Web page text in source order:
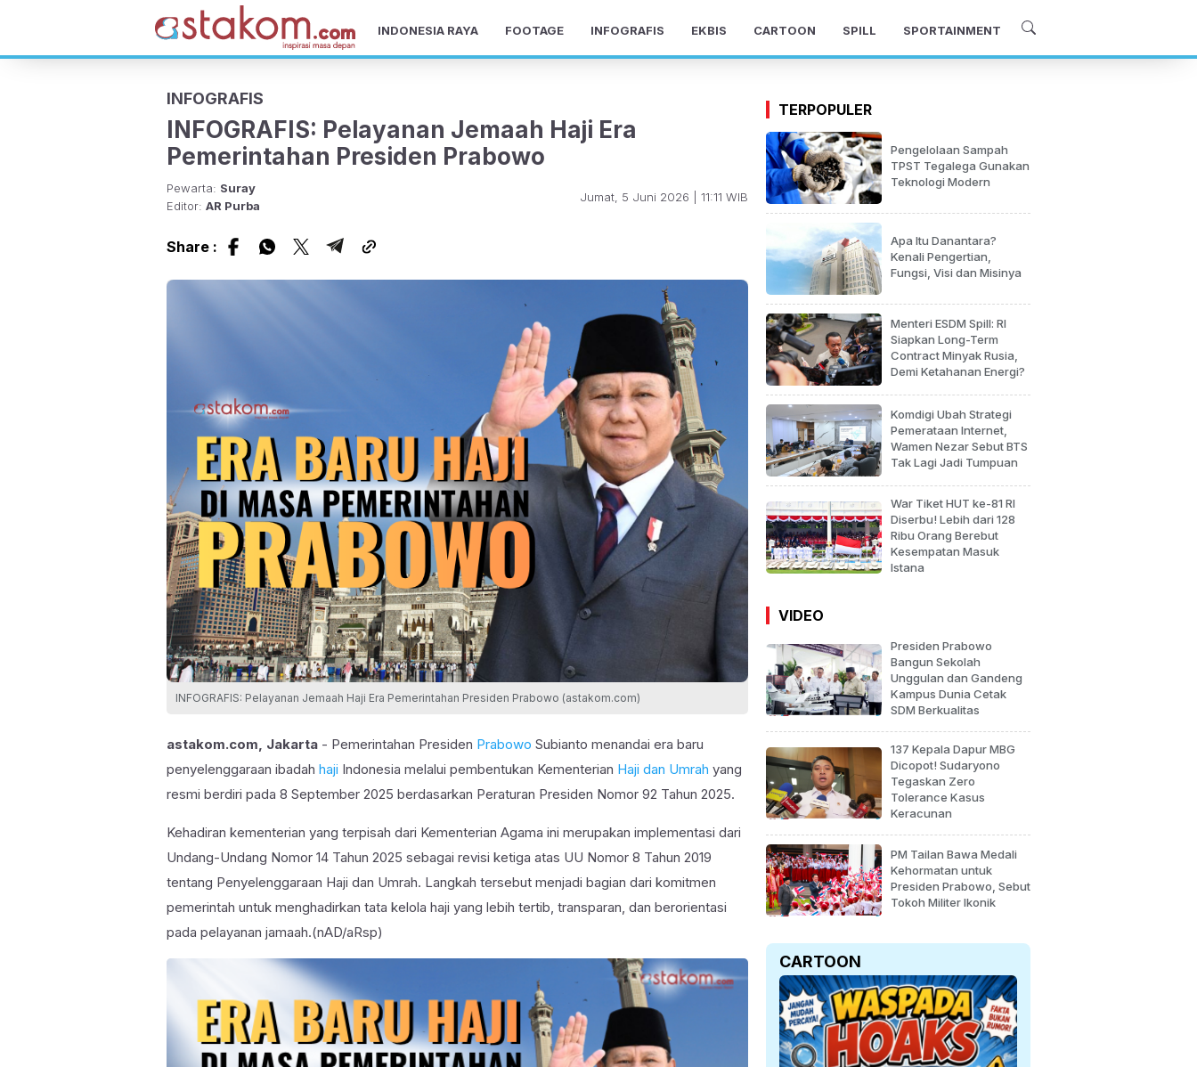
INDONESIA RAYA FOOTAGE INFOGRAFIS EKBIS CARTOON SPILL SPORTAINMENT
INFOGRAFIS
INFOGRAFIS: Pelayanan Jemaah Haji Era
Pemerintahan Presiden Prabowo
Pewarta: Suray
Editor: AR Purba
Jumat, 5 Juni 2026 | 11:11 WIB
Share :
INFOGRAFIS: Pelayanan Jemaah Haji Era Pemerintahan Presiden Prabowo (astakom.com)
astakom.com, Jakarta - Pemerintahan Presiden Prabowo Subianto menandai era baru
penyelenggaraan ibadah haji Indonesia melalui pembentukan Kementerian Haji dan Umrah yang
resmi berdiri pada 8 September 2025 berdasarkan Peraturan Presiden Nomor 92 Tahun 2025.
Kehadiran kementerian yang terpisah dari Kementerian Agama ini merupakan implementasi dari
Undang-Undang Nomor 14 Tahun 2025 sebagai revisi ketiga atas UU Nomor 8 Tahun 2019
tentang Penyelenggaraan Haji dan Umrah. Langkah tersebut menjadi bagian dari komitmen
pemerintah untuk menghadirkan tata kelola haji yang lebih tertib, transparan, dan berorientasi
pada pelayanan jamaah.(nAD/aRsp)
TERPOPULER
Pengelolaan Sampah
TPST Tegalega Gunakan
Teknologi Modern
Apa Itu Danantara?
Kenali Pengertian,
Fungsi, Visi dan Misinya
Menteri ESDM Spill: RI
Siapkan Long-Term
Contract Minyak Rusia,
Demi Ketahanan Energi?
Komdigi Ubah Strategi
Pemerataan Internet,
Wamen Nezar Sebut BTS
Tak Lagi Jadi Tumpuan
War Tiket HUT ke-81 RI
Diserbu! Lebih dari 128
Ribu Orang Berebut
Kesempatan Masuk
Istana
VIDEO
Presiden Prabowo
Bangun Sekolah
Unggulan dan Gandeng
Kampus Dunia Cetak
SDM Berkualitas
137 Kepala Dapur MBG
Dicopot! Sudaryono
Tegaskan Zero
Tolerance Kasus
Keracunan
PM Tailan Bawa Medali
Kehormatan untuk
Presiden Prabowo, Sebut
Tokoh Militer Ikonik
CARTOON